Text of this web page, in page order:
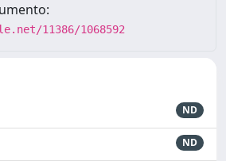
11386/1068592
ND
ND